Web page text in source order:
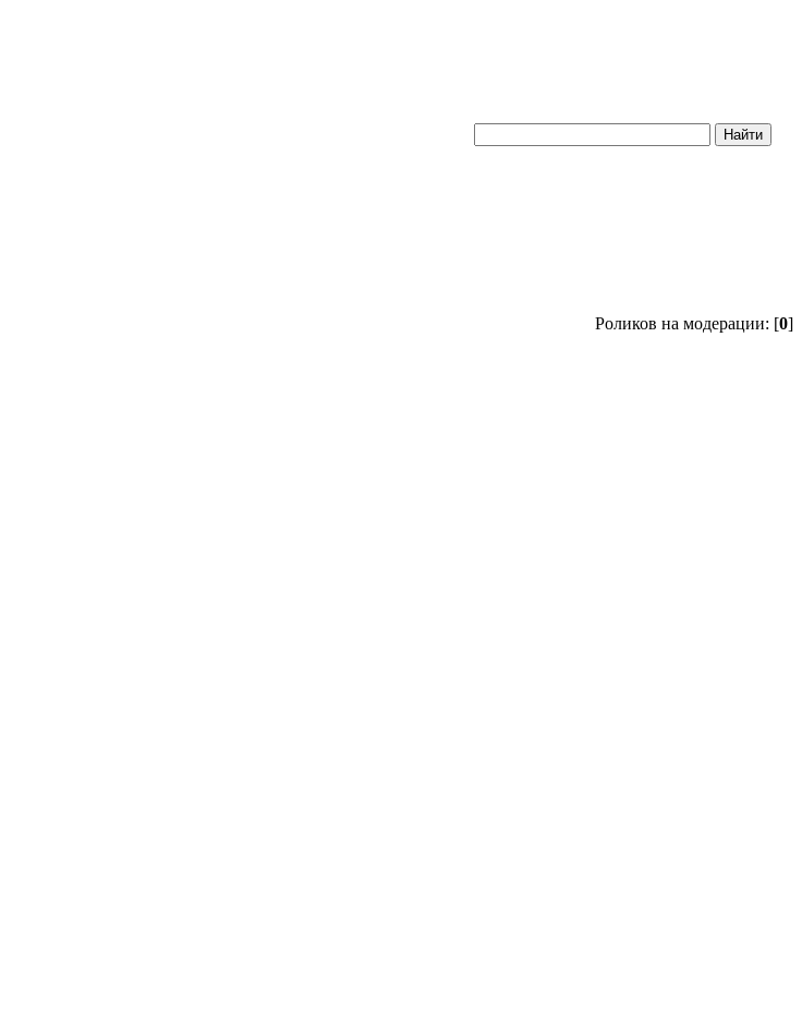
Роликов на модерации: [0]